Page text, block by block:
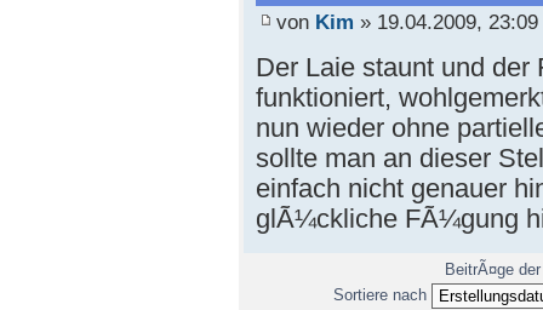
von Kim » 19.04.2009, 23:09
Der Laie staunt und der
funktioniert,
nun wieder ohne
sollte man an dieser
einfach nicht genauer
glÃ¼ckliche FÃ¼gung
BeitrÃ¤ge
Sortiere nach